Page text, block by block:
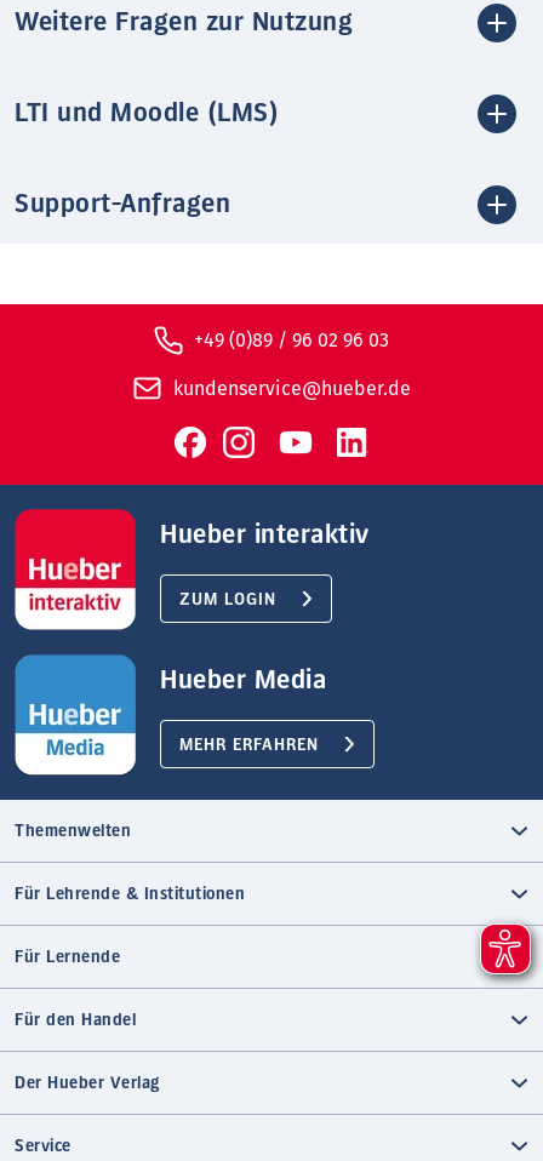
Weitere Fragen zur Nutzung
LTI und Moodle (LMS)
Support-Anfragen
+49 (0)89 / 96 02 96 03
kundenservice@hueber.de
Hueber interaktiv
ZUM LOGIN
Hueber Media
MEHR ERFAHREN
Themenwelten
Für Lehrende & Institutionen
Für Lernende
Für den Handel
Der Hueber Verlag
Service